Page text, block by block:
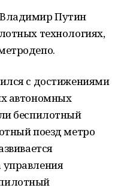
Путин
технологиях,
с достижениями
автономных
беспилотный
поезд метро
управления